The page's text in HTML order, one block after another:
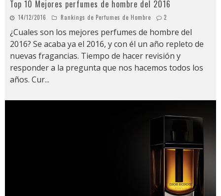
Top 10 Mejores perfumes de hombre del 2016
14/12/2016 Rankings de Perfumes de Hombre 2
¿Cuales son los mejores perfumes de hombre del
2016? Se acaba ya el 2016, y con él un año repleto de
nuevas fragancias. Tiempo de hacer revisión y
responder a la pregunta que nos hacemos todos los
años. Cur...